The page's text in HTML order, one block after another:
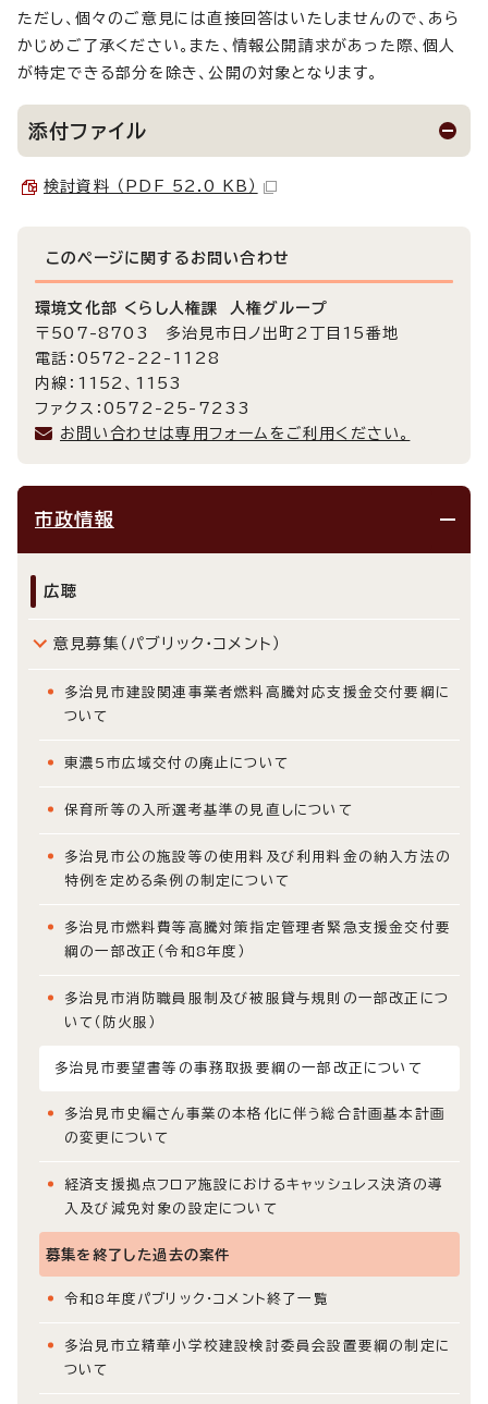
ただし、個々のご意見には直接回答はいたしませんので、あら
かじめご了承ください。また、情報公開請求があった際、個人
が特定できる部分を除き、公開の対象となります。
添付ファイル
検討資料 （PDF 52.0 KB）
このページに関する お問い合わせ
環境文化部 くらし人権課 人権グループ
〒507-8703 多治見市日ノ出町2丁目15番地
電話：0572-22-1128
内線：1152、1153
ファクス：0572-25-7233
お問い合わせは専用フォームをご利用ください。
市政情報
広聴
意見募集（パブリック・コメント）
多治見市建設関連事業者燃料高騰対応支援金交付要綱に
ついて
東濃5市広域交付の廃止について
保育所等の入所選考基準の見直しについて
多治見市公の施設等の使用料及び利用料金の納入方法の
特例を定める条例の制定について
多治見市燃料費等高騰対策指定管理者緊急支援金交付要
綱の一部改正（令和8年度）
多治見市消防職員服制及び被服貸与規則の一部改正につ
いて（防火服）
多治見市要望書等の事務取扱要綱の一部改正について
多治見市史編さん事業の本格化に伴う総合計画基本計画
の変更について
経済支援拠点フロア施設におけるキャッシュレス決済の導
入及び減免対象の設定について
募集を終了した過去の案件
令和8年度パブリック・コメント終了一覧
多治見市立精華小学校建設検討委員会設置要綱の制定に
ついて